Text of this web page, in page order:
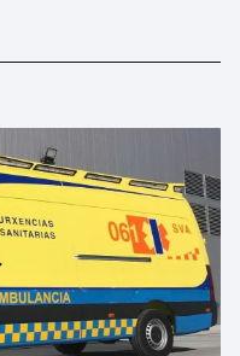
“Sempre foi
Somos un